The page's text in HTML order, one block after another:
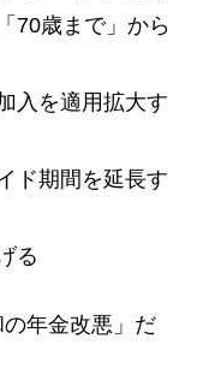
70歳まで」から
入を適用拡大す
ド期間を延長す
る
年金改悪」だ